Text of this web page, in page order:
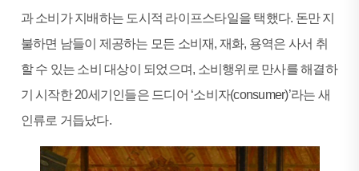
과 소비가 지배하는 도시적 라이프스타일을 택했다. 돈만 지
불하면 남들이 제공하는 모든 소비재, 재화, 용역은 사서 취
할 수 있는 소비 대상이 되었으며, 소비행위로 만사를 해결하
기 시작한 20세기인들은 드디어 ‘소비자(consumer)’라는 새
인류로 거듭났다.